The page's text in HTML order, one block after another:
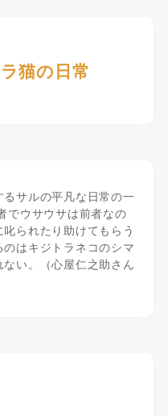
猫の日常
サルの平凡な日常の一
でウサウサは前者なの
られたり助けてもらう
はキジトラネコのシマ
い。（心屋仁之助さん